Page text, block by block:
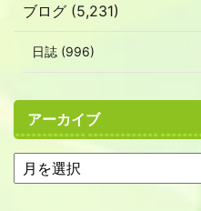
ブログ (5,231)
日誌 (996)
アーカイブ